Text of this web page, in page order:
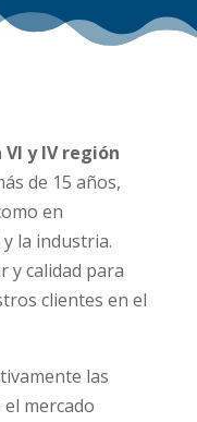
y IV región
de 15 años,
en
la industria.
y calidad para
clientes en el
las
mercado